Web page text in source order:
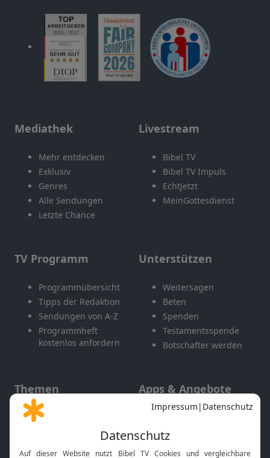
Mediathek
Mehr entdecken
Exklusiv
Genres
Alle Sendungen
Letzte Chance
Livestream
Bibel TV
Bibel TV Impuls
EchtJetzt
MeinGottesdienst
TV Programm
Programmübersicht
Tipps der Redaktion
Sendungen von A-Z
Programmheft
kostenlos anfordern
Unterstützen
Weitersagen
Beten
Spenden
Testamentsspende
Botschafter werden
Themen
Gott und Bibel erklärt
Apps & Angebote
Mobile App